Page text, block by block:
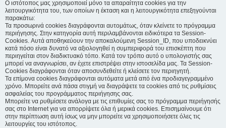
Ο ιστότοπος μας χρησιμοποιεί μόνο τα απαραίτητα cookies για την
λειτουργικότητα του, των οποίων η έκταση και η λειτουργικότητα επεξηγούνται
παρακάτω:
Τα προσωρινά cookies διαγράφονται αυτομάτως, όταν κλείνετε το πρόγραμμα
περιήγησης. Στην κατηγορία αυτή περιλαμβάνονται ειδικότερα τα Session-
Cookies. Αυτά αποθηκεύουν την αποκαλούμενη Session_ID, που υποδεικνύει
κατά πόσο είναι δυνατό να αξιολογηθεί η συμπεριφορά του επισκέπτη που
περιηγείται στον διαδικτυακό τόπο. Κατά τον τρόπο αυτό ο υπολογιστής σας
μπορεί να αναγνωρίσει, αν έχετε επιστρέψει στην ιστοσελίδα μας. Τα Session-
Cookies διαγράφονται όταν αποσυνδεθείτε ή κλείσετε τον περιηγητή.
Τα επίμονα cookies διαγράφονται αυτόματα μετά από ένα προδιαγεγραμμένο
χρόνο. Μπορείτε ανά πάσα στιγμή να διαγράψετε τα cookies από τις ρυθμίσεις
ασφαλείας του προγράμματος περιήγησης σας.
Μπορείτε να ρυθμίσετε ανάλογα με τις επιθυμίες σας το πρόγραμμα περιήγησής
σας στο Internet για να απορρίψετε όλα ή μερικά cookies. Επισημαίνουμε ότι
στην περίπτωση αυτή ίσως να μην μπορείτε να χρησιμοποιήσετε όλες τις
λειτουργίες του ιστότοπος.